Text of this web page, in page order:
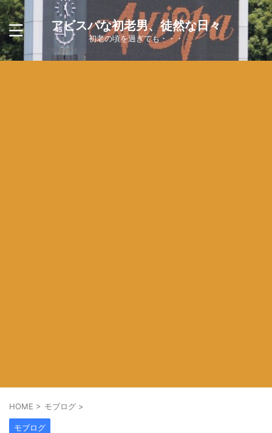
アビスパな初老男、徒然な日々
初老の頃を過ぎても・・・
HOME > モブログ >
モブログ